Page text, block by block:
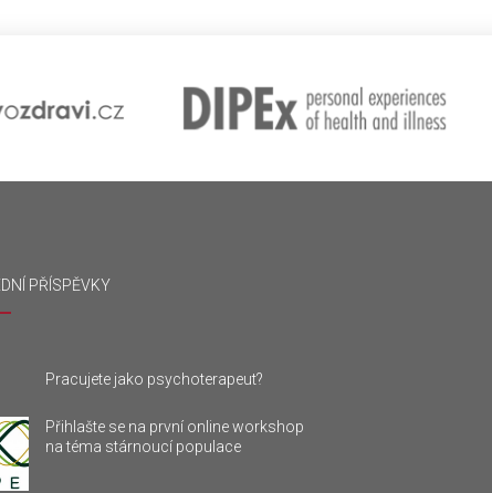
PŘÍSPĚVKY
Pracujete jako psychoterapeut?
Přihlašte se na první online workshop
na téma stárnoucí populace